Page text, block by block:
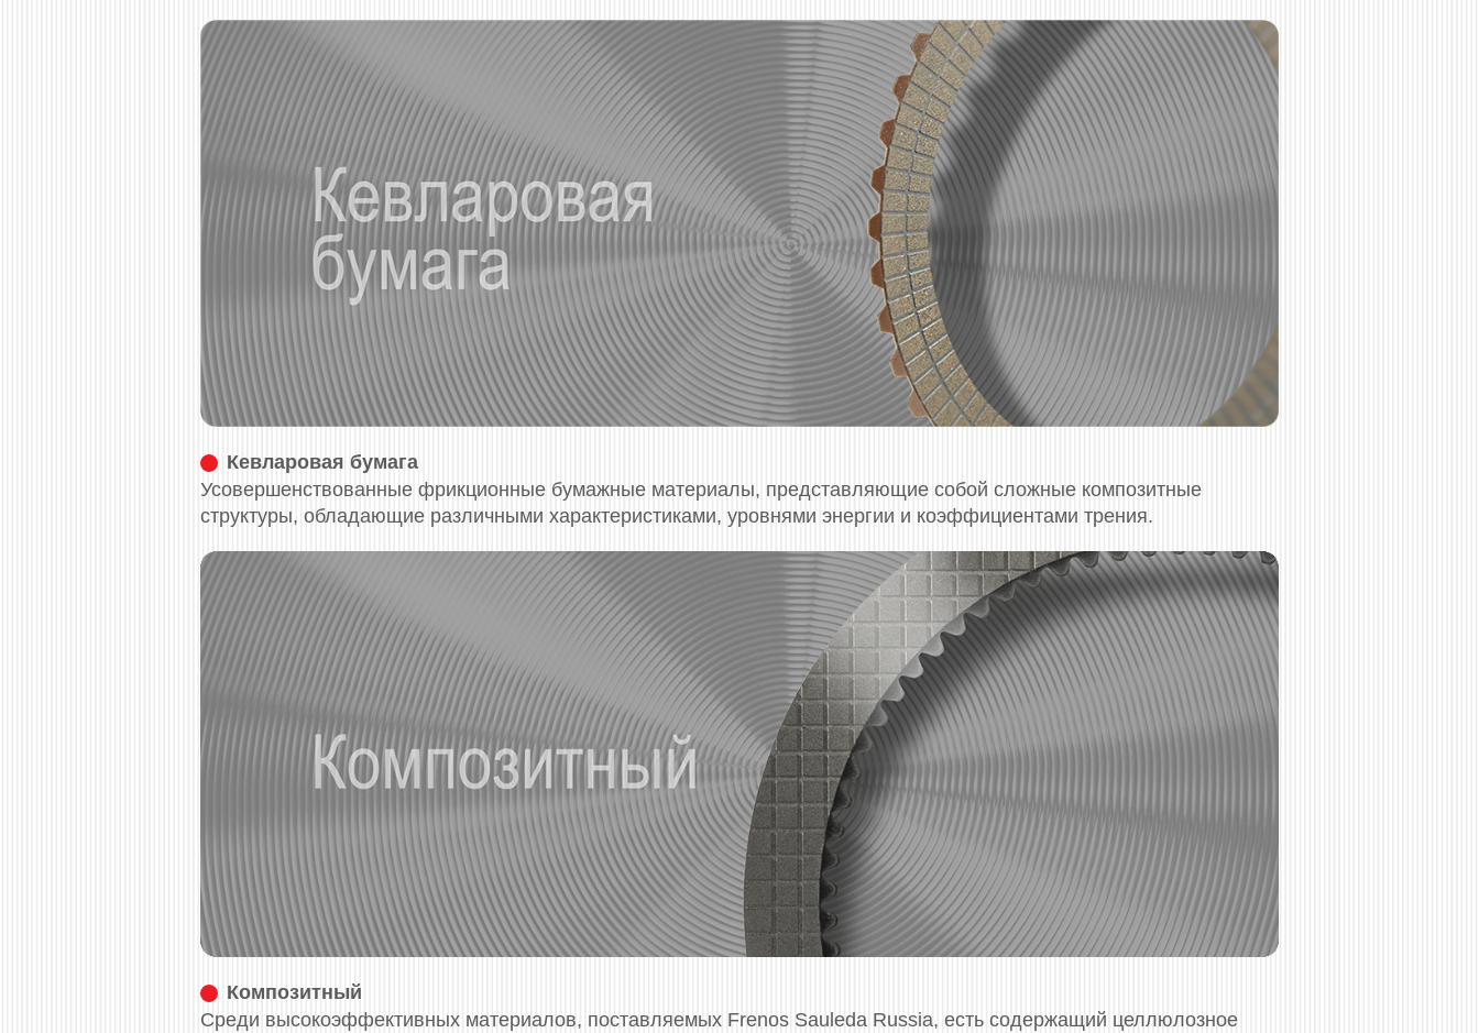
Кевларовая бумага
Усовершенствованные фрикционные бумажные материалы, представляющие собой сложные композитные
структуры, обладающие различными характеристиками, уровнями энергии и коэффициентами трения.
Композитный
Среди высокоэффективных материалов, поставляемых Frenos Sauleda Russia, есть содержащий целлюлозное